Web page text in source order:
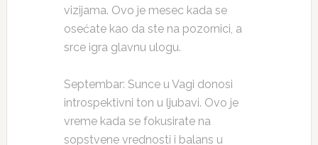
vizijama. Ovo je mesec kada se
osećate kao da ste na pozornici, a
srce igra glavnu ulogu.
Septembar: Sunce u Vagi donosi
introspektivni ton u ljubavi. Ovo je
vreme kada se fokusirate na
sopstvene vrednosti i balans u